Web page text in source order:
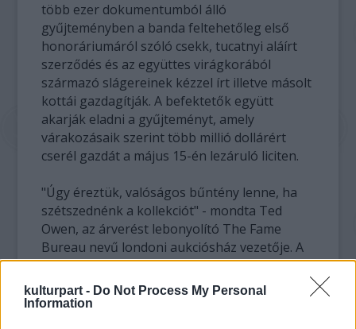
kulturpart - Do Not Process My Personal
Information
több ezer dokumentumból álló
gyűjteményben a banda feltehetőleg első
honoráriumáról szóló csekk, tucatnyi aláírt
szerződés és az együttes virágkorából
származó slágereinek kézzel írt illetve másolt
kottái gazdagítják. A befektetők együtt
akarják eladni a gyűjteményt, amely
várakozásaik szerint több millió dollárért
cserél gazdát a május 15-én lezáruló liciten.
"Úgy éreztük, valóságos bűntény lenne, ha
szétszednénk a kollekciót" - mondta Ted
Owen, az árverést lebonyolító The Fame
Bureau nevű londoni aukciósház vezetője. A
gyűjteménynek igen kalandos története van.
Owen szerint a tárgyakat valószínűleg a
banda egyik tagjának hozzátartozója tette